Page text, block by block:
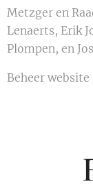
Metzger en
Lenaerts, Erik
Plompen, en
Beheer